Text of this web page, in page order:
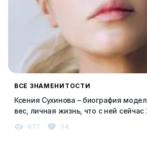
ВСЕ ЗНАМЕНИТОСТИ
Ксения Сухинова – биография
вес, личная жизнь, что с ней сейчас
677 14